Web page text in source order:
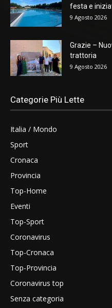
festa e
9 Agosto 2026
Grazie –
trattoria
9 Agosto 2026
Categorie Più Lette
Italia / Mondo
Sport
Cronaca
Provincia
Top-Home
Eventi
Top-Sport
Coronavirus
Top-Cronaca
Top-Provincia
Coronavirus top
Senza categoria